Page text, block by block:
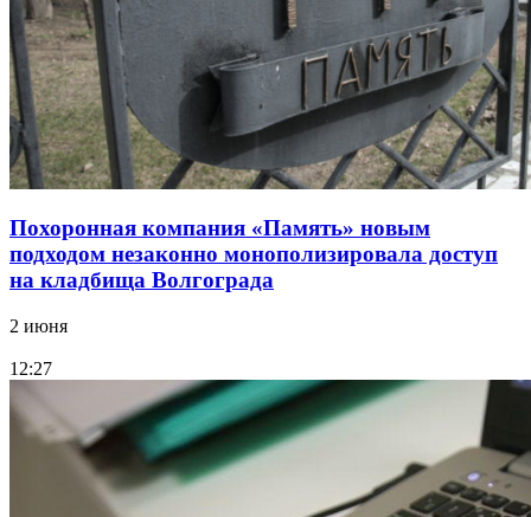
Похоронная компания «Память» новым
подходом незаконно монополизировала доступ
на кладбища Волгограда
2 июня
12:27